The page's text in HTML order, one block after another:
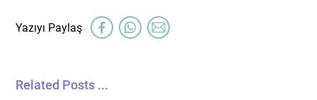
Related Posts ...